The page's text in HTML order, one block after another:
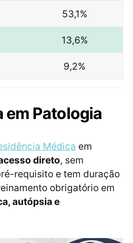
53,1%
13,6%
9,2%
em Patologia
Médica em
direto, sem
requisito e tem duração
obrigatório em
autópsia e